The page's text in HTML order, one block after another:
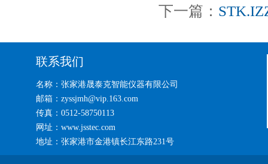
下一篇：
联系我们
名称：张家港晟泰克智能仪器有限公司
邮箱：zyssjmh@vip.163.com
传真：0512-58750113
网址：www.jsstec.com
地址：张家港市金港镇长江东路231号